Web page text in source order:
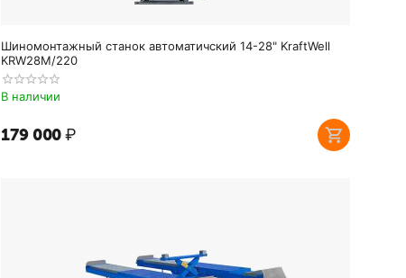
Шиномонтажный станок автоматичский 14-28" KraftWell
KRW28M/220
В наличии
179 000₽